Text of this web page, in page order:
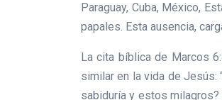
Paraguay, Cuba, México,
papales. Esta ausencia,
La cita bíblica de Marcos
similar en la vida de Jesús:
sabiduría y estos